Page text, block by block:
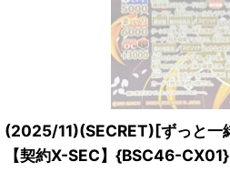
(2025/11)(SECRET)[ずっと一
【契約X-SEC】{BSC46-CX01}